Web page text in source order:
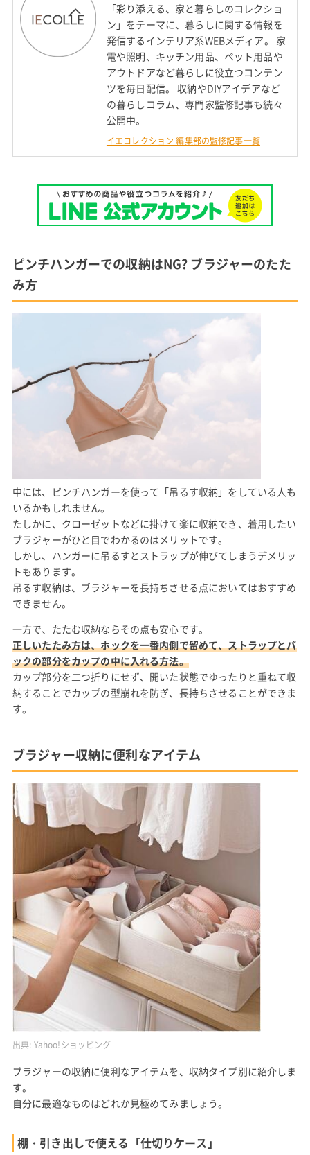
「彩り添える、家と暮らしのコレクショ
ン」をテーマに、暮らしに関する情報を
発信するインテリア系WEBメディア。 家
電や照明、キッチン用品、ペット用品や
アウトドアなど暮らしに役立つコンテン
ツを毎日配信。 収納やDIYアイデアなど
の暮らしコラム、専門家監修記事も続々
公開中。
イエコレクション 編集部の監修記事一覧
ピンチハンガーでの収納はNG? ブラジャーのたた
み方
中には、ピンチハンガーを使って「吊るす収納」をしている人も
いるかもしれません。
たしかに、クローゼットなどに掛けて楽に収納でき、着用したい
ブラジャーがひと目でわかるのはメリットです。
しかし、ハンガーに吊るすとストラップが伸びてしまうデメリッ
トもあります。
吊るす収納は、ブラジャーを長持ちさせる点においてはおすすめ
できません。
一方で、たたむ収納ならその点も安心です。
正しいたたみ方は、ホックを一番内側で留めて、ストラップとバ
ックの部分をカップの中に入れる方法。
カップ部分を二つ折りにせず、開いた状態でゆったりと重ねて収
納することでカップの型崩れを防ぎ、長持ちさせることができま
す。
ブラジャー収納に便利なアイテム
出典: Yahoo!ショッピング
ブラジャーの収納に便利なアイテムを、収納タイプ別に紹介しま
す。
自分に最適なものはどれか見極めてみましょう。
棚・引き出しで使える「仕切りケース」